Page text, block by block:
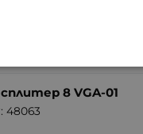
8 VGA-01